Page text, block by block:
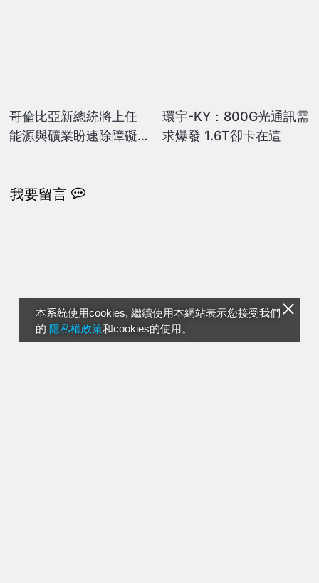
本系統使用cookies, 繼續使用本網站表示您接受我們
的 隱私權政策和cookies的使用。
哥倫比亞新總統將上任
能源與礦業盼速除障礙迎
環宇-KY：800G光通訊需
求爆發 1.6T卻卡在這
我要留言